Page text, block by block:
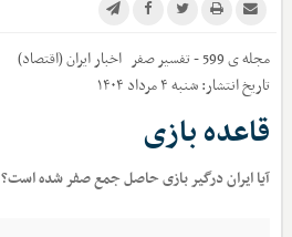
مجله ی 599 - تفسیر صفر اخبارایران (اقتصاد)
تاریخ انتشار:شنبه ۴ مرداد ۱۴۰۴
قاعده بازی
آیا ایران درگیر بازی حاصل ‌جمع صفر شده است؟